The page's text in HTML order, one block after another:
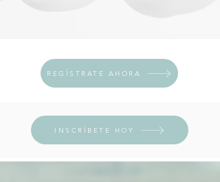
REGÍSTRATE AHORA
INSCRÍBETE HOY